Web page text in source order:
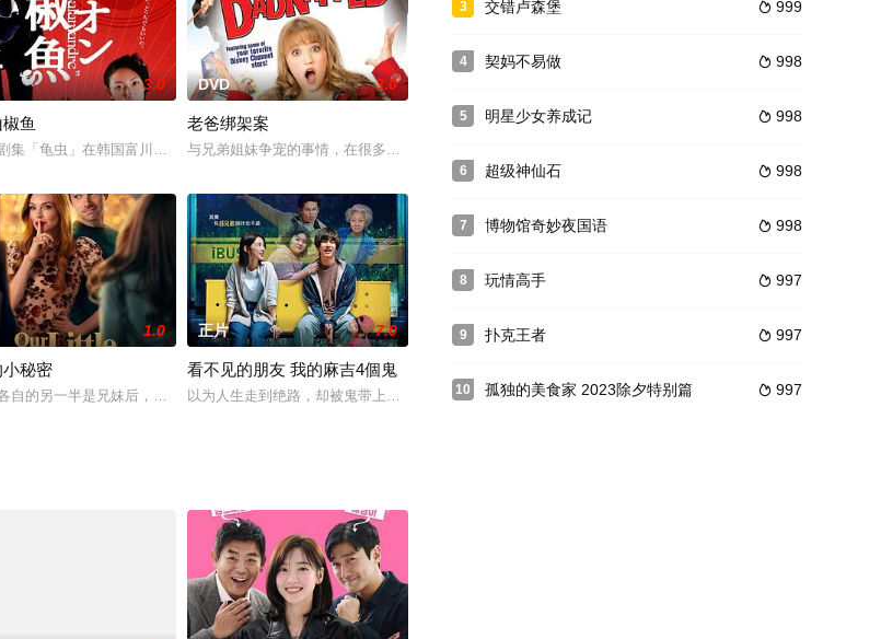
亲的责任。
c
3.0
鱼
集「龟虫」在韩国富川国际FANTASTIC电影节获得大好评为起点，其他作品诸如「Shirley
DVD 3.0
老爸绑架案
与兄弟姐妹争宠的事情，在很多家庭里都会发生。但是主人公梅丽萨争宠的对手不同一般——那是她父亲所写
体中的取乐笑柄，他不小心从楼上
结识了一个小男孩，试图在这位新朋友的帮助下体验圣诞节的魔力
1.0
秘密
自的另一半是兄妹后，这两个心怀怨恨的前恋人必须在同一屋檐下度过圣诞节，同时隐瞒他们的恋爱史。
正片 7.0
看不见的朋友 我的麻吉4個鬼
以为人生走到绝路，却被鬼带上岔路。
3  999
交错卢森堡
4  998
契妈不易做
5  998
明星少女养成记
6  998
超级神仙石
7  998
博物馆奇妙夜国语
8  997
玩情高手
9  997
扑克王者
10  997
孤独的美食家 2023除夕特别篇